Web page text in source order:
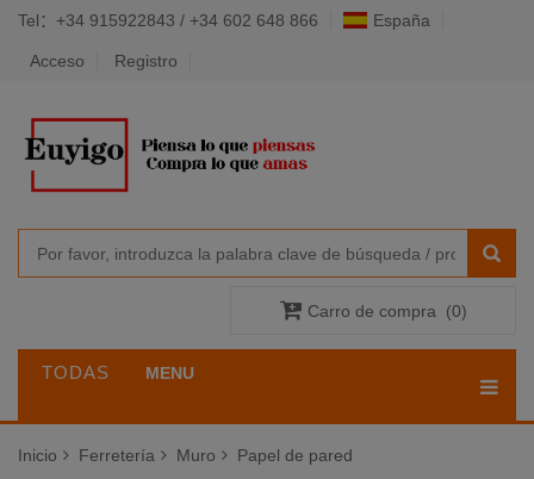
Tel：+34 915922843 / +34 602 648 866 España
Acceso Registro
Carro de compra (0)
TODAS
LAS
CATEGORÍAS
MENU
Inicio Ferretería Muro Papel de pared